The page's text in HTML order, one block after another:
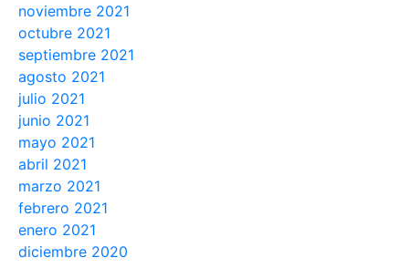
noviembre 2021
octubre 2021
septiembre 2021
agosto 2021
julio 2021
junio 2021
mayo 2021
abril 2021
marzo 2021
febrero 2021
enero 2021
diciembre 2020